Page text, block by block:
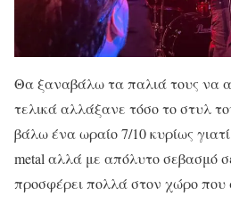
Θα ξαναβάλω τα παλιά τους να
τελικά αλλάξανε τόσο το στυλ
βάλω ένα ωραίο 7/10 κυρίως
metal αλλά με απόλυτο σεβασμό
προσφέρει πολλά στον χώρο